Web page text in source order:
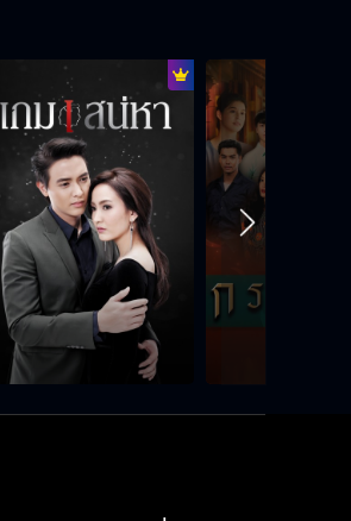
เป็นความลับห้ามบอกใครแม้แต่เมียของ
ไสยศาสตร์เป็นวิชา แต่ถ้าทำคนอื่น
เดือดร้อนเรียกอวิชา